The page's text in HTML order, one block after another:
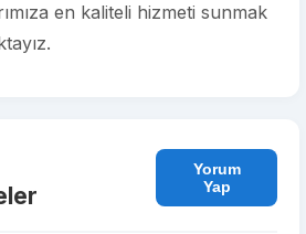
en kaliteli hizmeti sunmak
Yorum
Yap